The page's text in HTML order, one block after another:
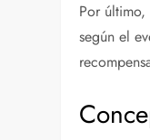
Por
según el